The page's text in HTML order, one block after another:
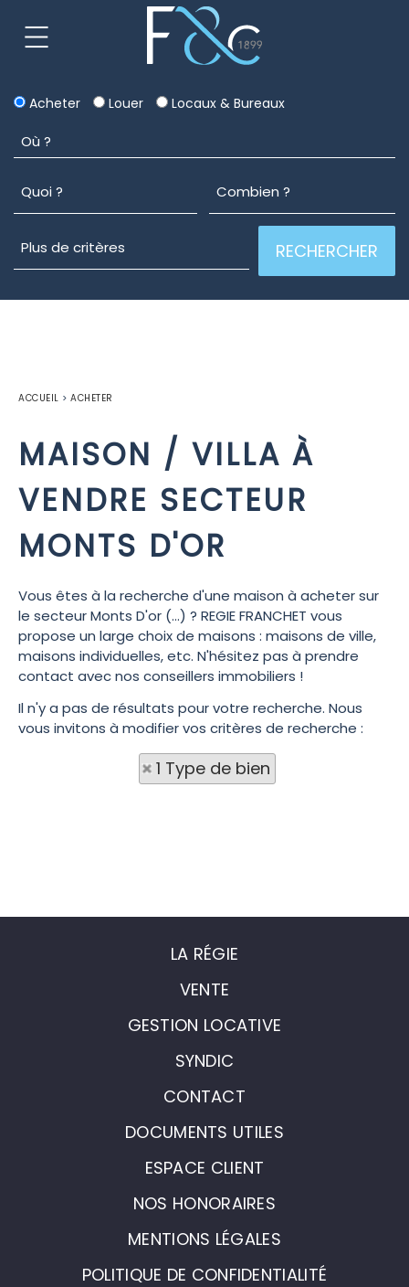
Acheter Louer Locaux & Bureaux
ACCUEIL > ACHETER
MAISON / VILLA À
VENDRE SECTEUR
MONTS D'OR
Vous êtes à la recherche d'une maison à acheter sur
le secteur Monts D'or (...) ? REGIE FRANCHET vous
propose un large choix de maisons : maisons de ville,
maisons individuelles, etc. N'hésitez pas à prendre
contact avec nos conseillers immobiliers !
Il n'y a pas de résultats pour votre recherche. Nous
vous invitons à modifier vos critères de recherche :
1 Type de bien
LA RÉGIE
VENTE
GESTION LOCATIVE
SYNDIC
CONTACT
DOCUMENTS UTILES
ESPACE CLIENT
NOS HONORAIRES
MENTIONS LÉGALES
POLITIQUE DE CONFIDENTIALITÉ